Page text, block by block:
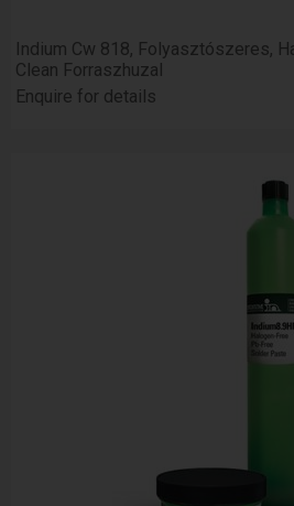
Indium Cw 818, Folyasztószeres,
Clean Forraszhuzal
Enquire for details